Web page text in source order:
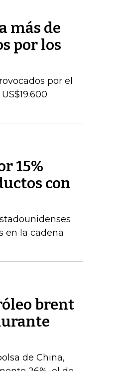
más de
por los
por el
15%
con
en la cadena
brent
de China,